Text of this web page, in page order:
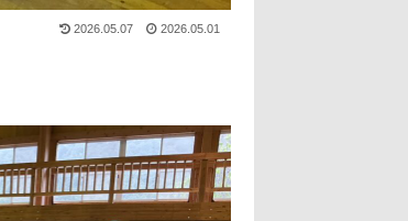
2026.05.07 2026.05.01